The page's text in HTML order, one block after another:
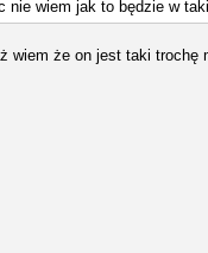
wiem jak to będzie w
wiem że on jest taki